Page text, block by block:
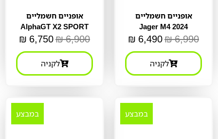
אופניים חשמליים
Jager M4 2024
6,990
₪
6,490
₪
לקניה
אופניים חשמליים
AlphaGT X2 SPORT
6,900
₪
6,750
₪
לקניה
במבצע במבצע